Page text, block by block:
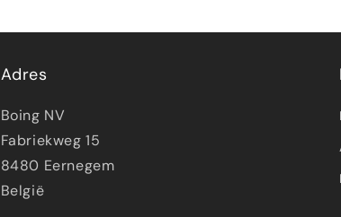
Adres
Boing NV
Fabriekweg 15
8480 Eernegem
België